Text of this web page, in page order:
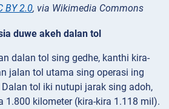
BY 2.0, via Wikimedia Commons
duwe akeh dalan tol
dalan tol sing gedhe, kanthi kira-
jalan tol utama sing operasi ing
tol iki nutupi jarak sing adoh,
1.800 kilometer (kira-kira 1.118 mil).